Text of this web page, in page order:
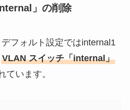
」の削除
フォルト設定ではinternal1
VLAN スイッチ「internal」
ています。